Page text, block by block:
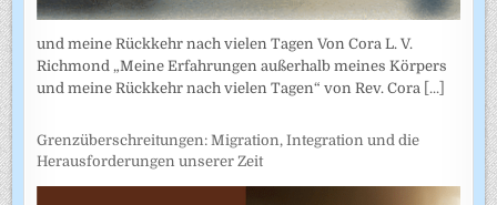
und meine Rückkehr nach vielen Tagen Von Cora L. V.
Richmond „Meine Erfahrungen außerhalb meines Körpers
und meine Rückkehr nach vielen Tagen“ von Rev. Cora [...]
Grenzüberschreitungen: Migration, Integration und die
Herausforderungen unserer Zeit